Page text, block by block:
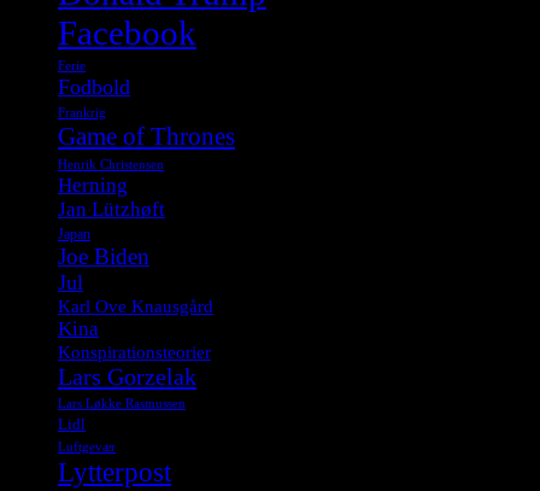
Facebook
Ferie
Fodbold
Frankrig
Game of Thrones
Henrik Christensen
Herning
Jan Lützhøft
Japan
Joe Biden
Jul
Karl Ove Knausgård
Kina
Konspirationsteorier
Lars Gorzelak
Lars Løkke Rasmussen
Lidl
Luftgevær
Lytterpost